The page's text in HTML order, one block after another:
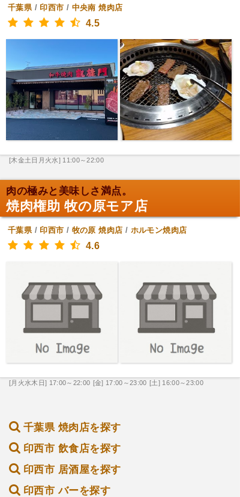
千葉県/ 印西市 / 中央南 焼肉店
4.5
[木金土日月火水] 11:00～22:00
肉の極みと美味しさ満点。
焼肉権助 牧の原モア店
千葉県/ 印西市 / 牧の原 焼肉店 / ホルモン焼肉店
4.6
[月火水木日] 17:00～22:00 [金] 17:00～23:00 [土] 16:00～23:00
千葉県 焼肉店を探す
印西市 飲食店を探す
印西市 居酒屋を探す
印西市 バーを探す